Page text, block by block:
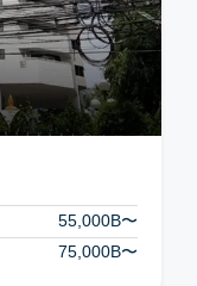
55,000B〜
75,000B〜